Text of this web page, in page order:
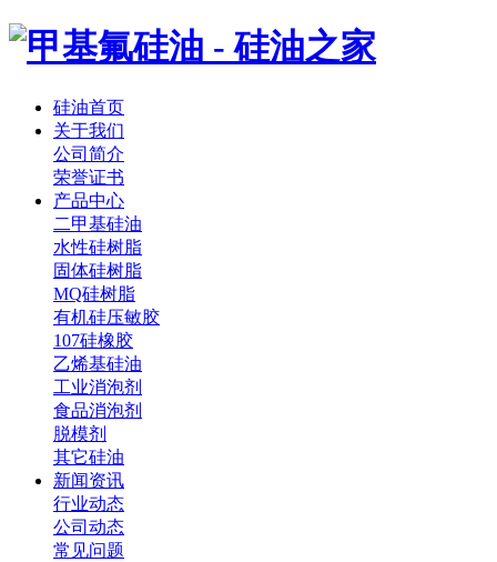
硅油首页
关于我们
公司简介
荣誉证书
产品中心
二甲基硅油
水性硅树脂
固体硅树脂
MQ硅树脂
有机硅压敏胶
107硅橡胶
乙烯基硅油
工业消泡剂
食品消泡剂
脱模剂
其它硅油
新闻资讯
行业动态
公司动态
常见问题